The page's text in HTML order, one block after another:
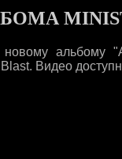
альбому
Видео